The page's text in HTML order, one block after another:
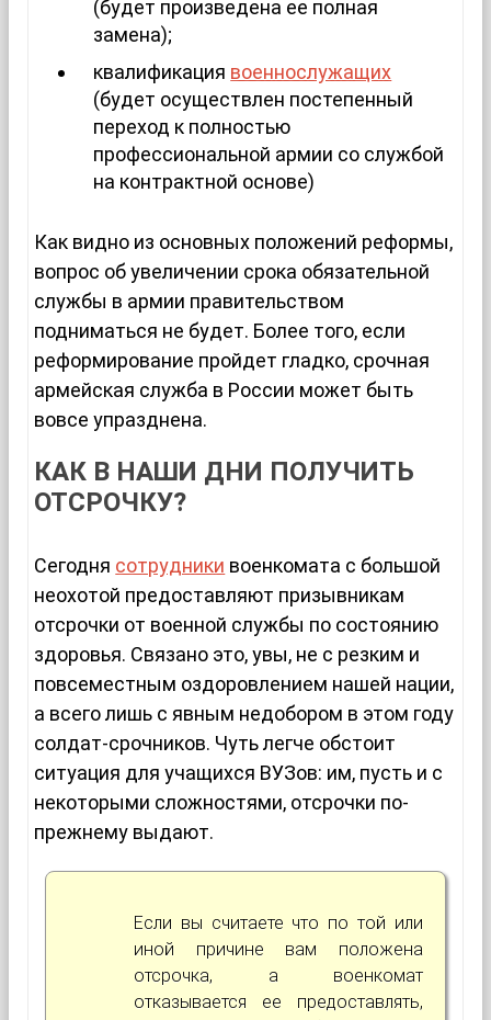
(будет произведена ее полная
замена);
квалификация военнослужащих
(будет осуществлен постепенный
переход к полностью
профессиональной армии со службой
на контрактной основе)
Как видно из основных положений реформы,
вопрос об увеличении срока обязательной
службы в армии правительством
подниматься не будет. Более того, если
реформирование пройдет гладко, срочная
армейская служба в России может быть
вовсе упразднена.
КАК В НАШИ ДНИ ПОЛУЧИТЬ
ОТСРОЧКУ?
Сегодня сотрудники военкомата с большой
неохотой предоставляют призывникам
отсрочки от военной службы по состоянию
здоровья. Связано это, увы, не с резким и
повсеместным оздоровлением нашей нации,
а всего лишь с явным недобором в этом году
солдат-срочников. Чуть легче обстоит
ситуация для учащихся ВУЗов: им, пусть и с
некоторыми сложностями, отсрочки по-
прежнему выдают.
Если вы считаете что по той или
иной причине вам положена
отсрочка, а военкомат
отказывается ее предоставлять,